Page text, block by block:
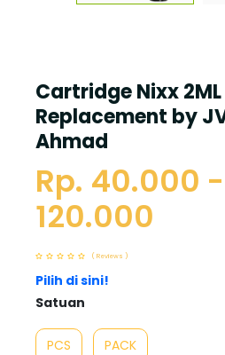
Cartridge Nixx 2ML
Replacement by
Ahmad
Rp. 40.000
120.000
( Reviews )
Pilih di sini!
Satuan
PCS PACK